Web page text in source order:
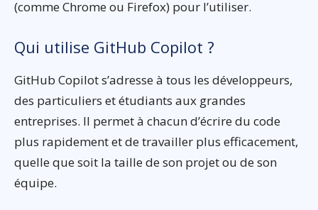
(comme Chrome ou Firefox) pour l’utiliser.
Qui utilise GitHub Copilot ?
GitHub Copilot s’adresse à tous les développeurs,
des particuliers et étudiants aux grandes
entreprises. Il permet à chacun d’écrire du code
plus rapidement et de travailler plus efficacement,
quelle que soit la taille de son projet ou de son
équipe.